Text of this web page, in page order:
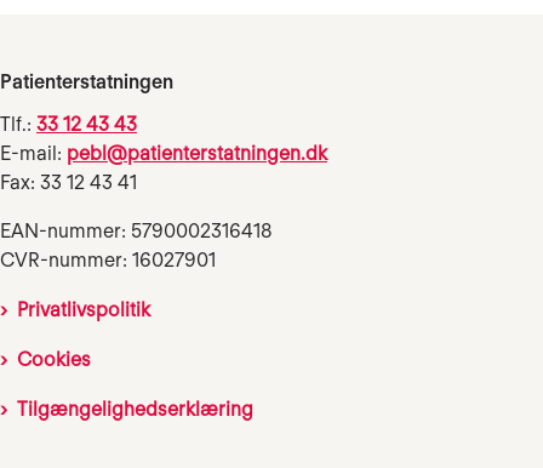
Patienterstatningen
Tlf.: 33 12 43 43
E-mail: pebl@patienterstatningen.dk
Fax: 33 12 43 41
EAN-nummer: 5790002316418
CVR-nummer: 16027901
Privatlivspolitik
Cookies
Tilgængelighedserklæring